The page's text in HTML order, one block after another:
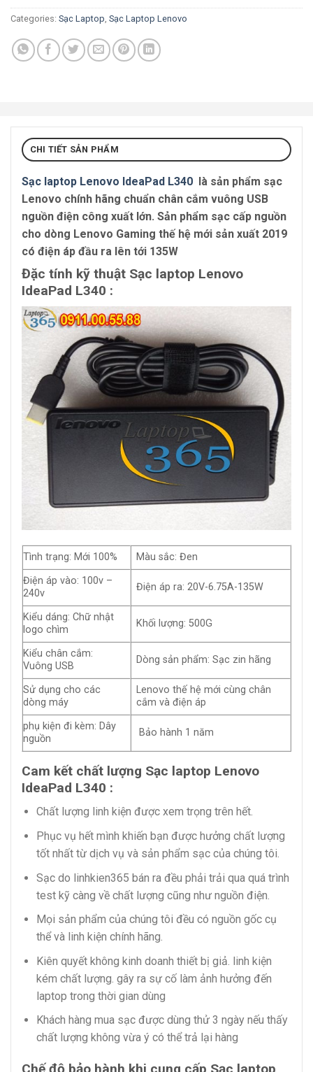
Categories: Sạc Laptop, Sạc Laptop Lenovo
CHI TIẾT SẢN PHẨM
Sạc laptop Lenovo IdeaPad L340 là sản phẩm sạc
Lenovo chính hãng chuẩn chân cắm vuông USB
nguồn điện công xuất lớn. Sản phẩm sạc cấp nguồn
cho dòng Lenovo Gaming thế hệ mới sản xuất 2019
có điện áp đầu ra lên tới 135W
Đặc tính kỹ thuật Sạc laptop Lenovo
IdeaPad L340 :
Tình trạng: Mới 100%
Màu sắc: Đen
Điện áp vào: 100v –
240v
Điện áp ra: 20V-6.75A-135W
Kiểu dáng: Chữ nhật
logo chìm
Khối lượng: 500G
Kiểu chân cắm:
Vuông USB
Dòng sản phẩm: Sạc zin hãng
Sử dụng cho các
dòng máy
Lenovo thế hệ mới cùng chân
cắm và điện áp
phụ kiện đi kèm: Dây
nguồn
Bảo hành 1 năm
Cam kết chất lượng Sạc laptop Lenovo
IdeaPad L340 :
Chất lượng linh kiện được xem trọng trên hết.
Phục vụ hết mình khiến bạn được hưởng chất lượng
tốt nhất từ dịch vụ và sản phẩm sạc của chúng tôi.
Sạc do linhkien365 bán ra đều phải trải qua quá trình
test kỹ càng về chất lượng cũng như nguồn điện.
Mọi sản phẩm của chúng tôi đều có nguồn gốc cụ
thể và linh kiện chính hãng.
Kiên quyết không kinh doanh thiết bị giả. linh kiện
kém chất lượng. gây ra sự cố làm ảnh hưởng đến
laptop trong thời gian dùng
Khách hàng mua sạc được dùng thử 3 ngày nếu thấy
chất lượng không vừa ý có thể trả lại hàng